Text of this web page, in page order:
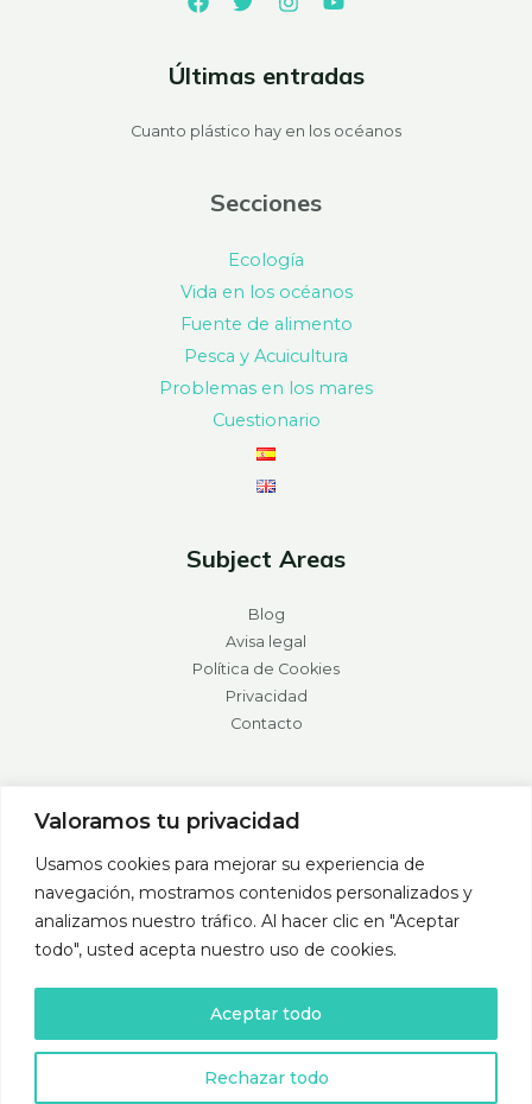
Valoramos tu privacidad
Usamos cookies para mejorar su experiencia de
navegación, mostramos contenidos personalizados y
analizamos nuestro tráfico. Al hacer clic en "Aceptar
todo", usted acepta nuestro uso de cookies.
Rechazar todo
Aceptar todo
Últimas entradas
Cuanto plástico hay en los océanos
Secciones
Ecología
Vida en los océanos
Fuente de alimento
Pesca y Acuicultura
Problemas en los mares
Cuestionario
Subject Areas
Blog
Avisa legal
Política de Cookies
Privacidad
Contacto
Diseño web en ZaragozaporMarketing Digital ZGZ